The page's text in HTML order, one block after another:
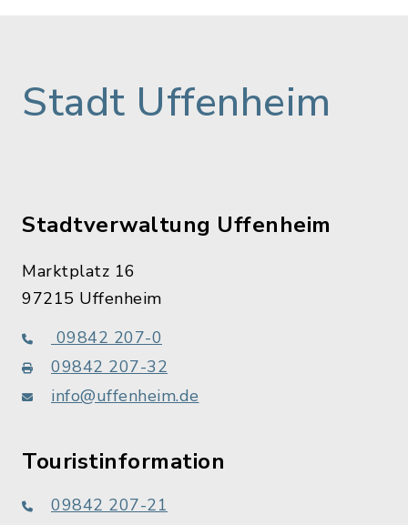
Stadt Uffenheim
Stadtverwaltung Uffenheim
Marktplatz 16
97215 Uffenheim
09842 207-0
09842 207-32
info@uffenheim.de
Touristinformation
09842 207-21